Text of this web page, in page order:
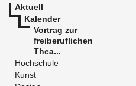
Aktuell
Kalender
Vortrag zur
freiberuflichen
Thea...
Hochschule
Kunst